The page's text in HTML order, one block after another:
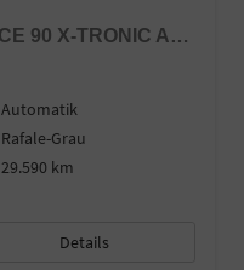
TECHNO SHZ+LED+RFK TCE 90 X-TRONIC AUTOM.
Automatik
Rafale-Grau
29.590 km
Details